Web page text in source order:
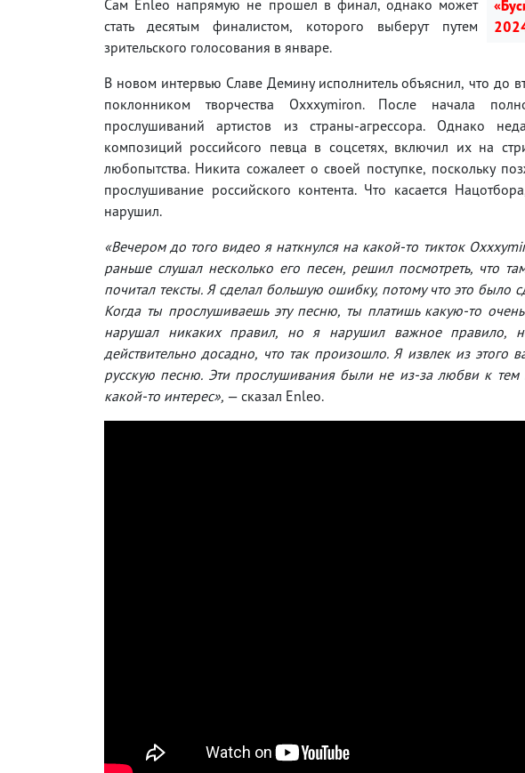
Сам Enleo напрямую не прошел в финал, однако может
стать десятым финалистом, которого выберут путем
зрительского голосования в январе.
В новом интервью Славе Демину исполнитель объяснил, что до
поклонником творчества Oxxxymiron. После начала
прослушиваний артистов из страны-агрессора. Однако
композиций российсого певца в соцсетях, включил их на
любопытства. Никита сожалеет о своей поступке, поскольку
прослушивание российского контента. Что касается
нарушил.
«Вечером до того видео я наткнулся на какой-то тикток
раньше слушал несколько его песен, решил посмотреть, что
почитал тексты. Я сделал большую ошибку, потому что это было
Когда ты прослушиваешь эту песню, ты платишь какую-то
нарушал никаких правил, но я нарушил важное правило,
действительно досадно, что так произошло. Я извлек из
русскую песню. Эти прослушивания были не из-за любви к тем
какой-то интерес», — сказал Enleo.